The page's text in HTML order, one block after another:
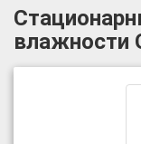
влажности